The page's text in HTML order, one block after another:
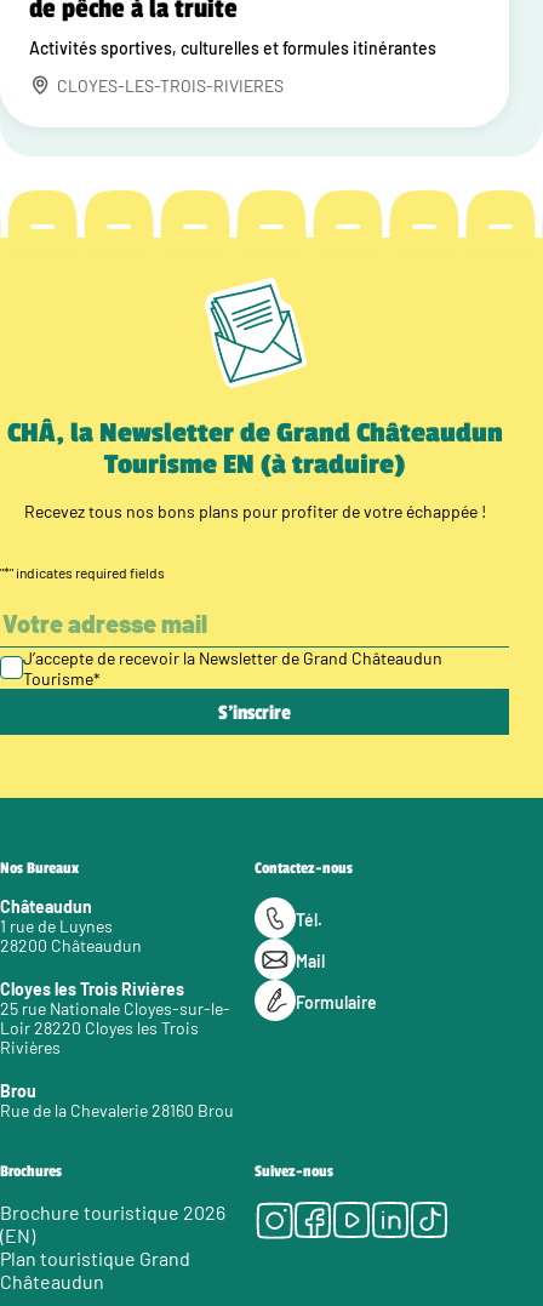
de pêche à la truite
Activités sportives, culturelles et formules itinérantes
CLOYES-LES-TROIS-RIVIERES
CHÂ, la Newsletter de Grand Châteaudun
Tourisme EN (à traduire)
Recevez tous nos bons plans pour profiter de votre échappée !
"*" indicates required fields
J’accepte de recevoir la Newsletter de Grand Châteaudun
Tourisme*
Nos Bureaux
Châteaudun
1 rue de Luynes
28200 Châteaudun
Cloyes les Trois Rivières
25 rue Nationale Cloyes-sur-le-
Loir 28220 Cloyes les Trois
Rivières
Brou
Rue de la Chevalerie 28160 Brou
Contactez-nous
Tél.
Mail
Formulaire
Brochures
Brochure touristique 2026
(EN)
Plan touristique Grand
Châteaudun
Suivez-nous
Instagram
Facebook
Youtube
LinkedIn
Tiktok